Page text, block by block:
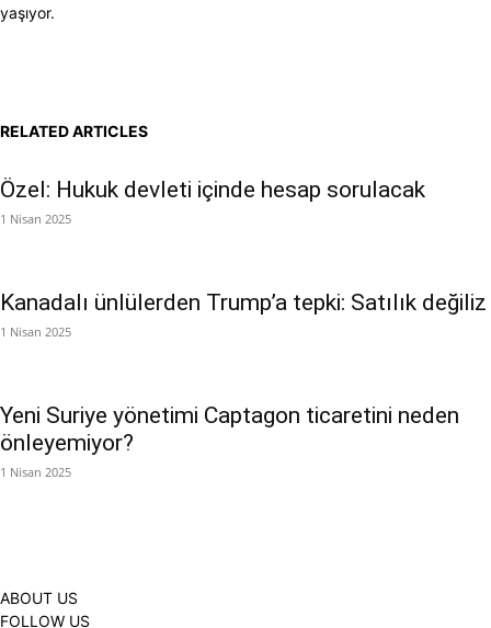
yaşıyor.
RELATED ARTICLES
Özel: Hukuk devleti içinde hesap sorulacak
1 Nisan 2025
Kanadalı ünlülerden Trump’a tepki: Satılık değiliz
1 Nisan 2025
Yeni Suriye yönetimi Captagon ticaretini neden
önleyemiyor?
1 Nisan 2025
ABOUT US
FOLLOW US